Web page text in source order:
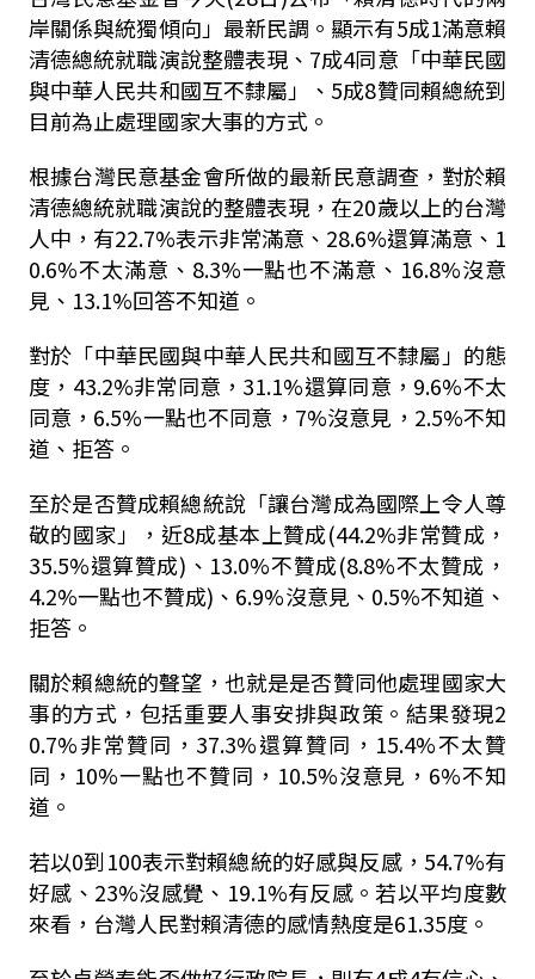
岸關係與統獨傾向」最新民調。顯示有5成1滿意賴
清德總統就職演說整體表現、7成4同意「中華民國
與中華人民共和國互不隸屬」、5成8贊同賴總統到
目前為止處理國家大事的方式。
根據台灣民意基金會所做的最新民意調查，對於賴
清德總統就職演說的整體表現，在20歲以上的台灣
人中，有22.7%表示非常滿意、28.6%還算滿意、1
0.6%不太滿意、8.3%一點也不滿意、16.8%沒意
見、13.1%回答不知道。
對於「中華民國與中華人民共和國互不隸屬」的態
度，43.2%非常同意，31.1%還算同意，9.6%不太
同意，6.5%一點也不同意，7%沒意見，2.5%不知
道、拒答。
至於是否贊成賴總統說「讓台灣成為國際上令人尊
敬的國家」，近8成基本上贊成(44.2%非常贊成，
35.5%還算贊成)、13.0%不贊成(8.8%不太贊成，
4.2%一點也不贊成)、6.9%沒意見、0.5%不知道、
拒答。
關於賴總統的聲望，也就是是否贊同他處理國家大
事的方式，包括重要人事安排與政策。結果發現2
0.7%非常贊同，37.3%還算贊同，15.4%不太贊
同，10%一點也不贊同，10.5%沒意見，6%不知
道。
若以0到100表示對賴總統的好感與反感，54.7%有
好感、23%沒感覺、19.1%有反感。若以平均度數
來看，台灣人民對賴清德的感情熱度是61.35度。